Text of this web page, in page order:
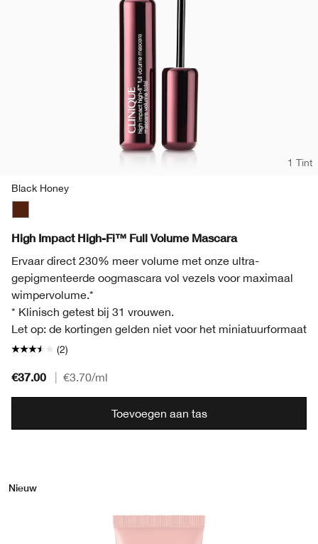
1 Tint
Black Honey
High Impact High-Fi™ Full Volume Mascara
Ervaar direct 230% meer volume met onze ultra-
gepigmenteerde oogmascara vol vezels voor maximaal
wimpervolume.*
* Klinisch getest bij 31 vrouwen.
Let op: de kortingen gelden niet voor het miniatuurformaat
(2)
€37.00 €3.70/ml
Toevoegen aan tas
Nieuw